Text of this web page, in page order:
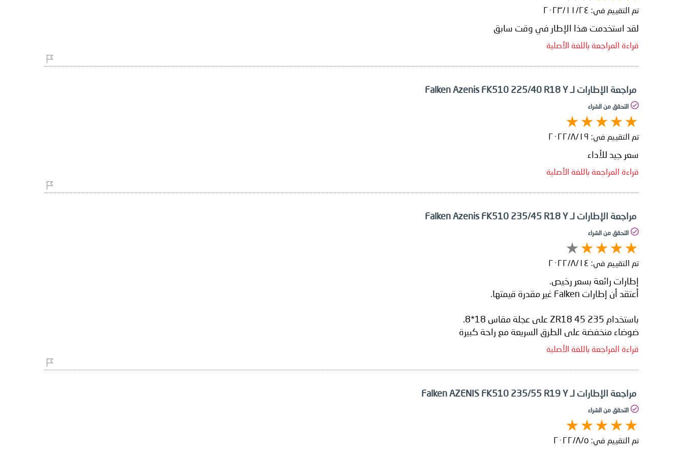
تم التقييم في: ٢٤‏/١١‏/٢٠٢٣
لقد استخدمت هذا الإطار في وقت سابق
قراءة المراجعة باللغة الأصلية
مراجعة الإطارات لـ Falken Azenis FK510 225/40 R18 Y
التحقق من الشراء
تم التقييم في: ١٩‏/٨‏/٢٠٢٢
سعر جيد للأداء
قراءة المراجعة باللغة الأصلية
مراجعة الإطارات لـ Falken Azenis FK510 235/45 R18 Y
التحقق من الشراء
تم التقييم في: ١٤‏/٨‏/٢٠٢٢
ضوضاء منخفضة على الطرق السريعة مع راحة كبيرة
قراءة المراجعة باللغة الأصلية
مراجعة الإطارات لـ Falken AZENIS FK510 235/55 R19 Y
التحقق من الشراء
تم التقييم في: ٥‏/٨‏/٢٠٢٢